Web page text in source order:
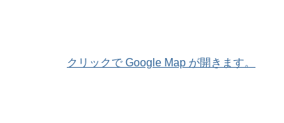
クリックで Google Map が開きます。